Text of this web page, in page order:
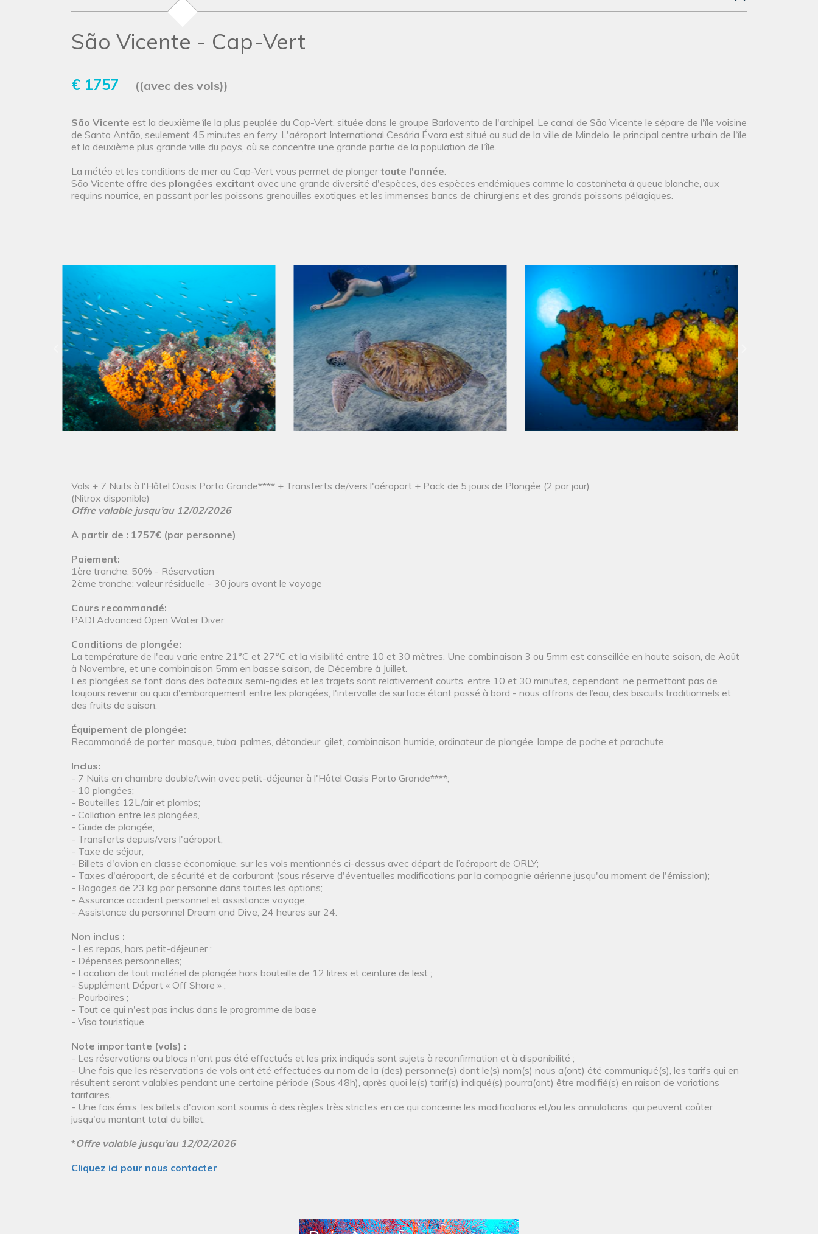
São Vicente - Cap-Vert
€ 1757 ((avec des vols))
São Vicente est la deuxième île la plus peuplée du Cap-Vert, située dans le groupe Barlavento de l'archipel. Le canal de São Vicente le sépare de l'île voisine
de Santo Antão, seulement 45 minutes en ferry. L'aéroport International Cesária Évora est situé au sud de la ville de Mindelo, le principal centre urbain de l'île
et la deuxième plus grande ville du pays, où se concentre une grande partie de la population de l'île.
La météo et les conditions de mer au Cap-Vert vous permet de plongertoute l'année.
São Vicente offre des plongées excitant avec une grande diversité d'espèces, des espèces endémiques comme la castanheta à queue blanche, aux
requins nourrice, en passant par les poissons grenouilles exotiques et les immenses bancs de chirurgiens et des grands poissons pélagiques.
Vols + 7 Nuits à l'Hôtel Oasis Porto Grande**** + Transferts de/vers l'aéroport + Pack de 5 jours de Plongée (2 par jour)
(Nitrox disponible)
Offre valable jusqu’au 12/02/2026
A partir de : 1757€ (par personne)
Paiement:
1ère tranche: 50% - Réservation
2ème tranche: valeur résiduelle - 30 jours avant le voyage
Cours recommandé:
PADI Advanced Open Water Diver
Conditions de plongée:
La température de l'eau varie entre 21°C et 27°C et la visibilité entre 10 et 30 mètres. Une combinaison 3 ou 5mm est conseillée en haute saison, de Août
à Novembre, et une combinaison 5mm en basse saison, de Décembre à Juillet.
Les plongées se font dans des bateaux semi-rigides et les trajets sont relativement courts, entre 10 et 30 minutes, cependant, ne permettant pas de
toujours revenir au quai d'embarquement entre les plongées, l'intervalle de surface étant passé à bord - nous offrons de l’eau, des biscuits traditionnels et
des fruits de saison.
Équipement de plongée:
Recommandé de porter: masque, tuba, palmes, détandeur, gilet, combinaison humide, ordinateur de plongée, lampe de poche et parachute.
Inclus:
- 7 Nuits en chambre double/twin avec petit-déjeuner à l'Hôtel Oasis Porto Grande****;
- 10 plongées;
- Bouteilles 12L/air et plombs;
- Collation entre les plongées,
- Guide de plongée;
- Transferts depuis/vers l'aéroport;
- Taxe de séjour;
- Billets d'avion en classe économique, sur les vols mentionnés ci-dessus avec départ de l’aéroport de ORLY;
- Taxes d'aéroport, de sécurité et de carburant (sous réserve d'éventuelles modifications par la compagnie aérienne jusqu'au moment de l'émission);
- Bagages de 23 kg par personne dans toutes les options;
- Assurance accident personnel et assistance voyage;
- Assistance du personnel Dream and Dive, 24 heures sur 24.
Non inclus :
- Les repas, hors petit-déjeuner ;
- Dépenses personnelles;
- Location de tout matériel de plongée hors bouteille de 12 litres et ceinture de lest ;
- Supplément Départ « Off Shore » ;
- Pourboires ;
- Tout ce qui n'est pas inclus dans le programme de base
- Visa touristique.
Note importante (vols) :
- Les réservations ou blocs n'ont pas été effectués et les prix indiqués sont sujets à reconfirmation et à disponibilité ;
- Une fois que les réservations de vols ont été effectuées au nom de la (des) personne(s) dont le(s) nom(s) nous a(ont) été communiqué(s), les tarifs qui en
résultent seront valables pendant une certaine période (Sous 48h), après quoi le(s) tarif(s) indiqué(s) pourra(ont) être modifié(s) en raison de variations
tarifaires.
- Une fois émis, les billets d'avion sont soumis à des règles très strictes en ce qui concerne les modifications et/ou les annulations, qui peuvent coûter
jusqu'au montant total du billet.
*Offre valable jusqu’au 12/02/2026
Cliquez ici pour nous contacter